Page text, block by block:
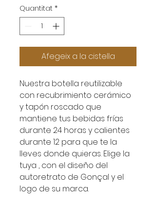
Quantitat *
Afegeix a la cistella
Nuestra botella reutilizable
con recubrimiento cerámico
y tapón roscado que
mantiene tus bebidas frías
durante 24 horas y calientes
durante 12 para que te la
lleves donde quieras. Elige la
tuya , con el diseño del
autoretrato de Gonçal y el
logo de su marca.